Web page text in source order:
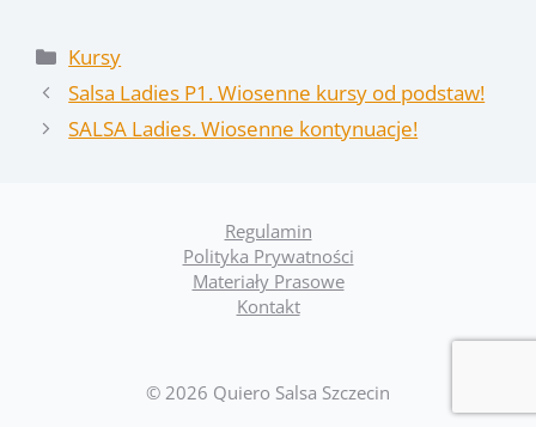
Kategorie
Kursy
Salsa Ladies P1. Wiosenne kursy od podstaw!
SALSA Ladies. Wiosenne kontynuacje!
Regulamin
Polityka Prywatności
Materiały Prasowe
Kontakt
© 2026 Quiero Salsa Szczecin